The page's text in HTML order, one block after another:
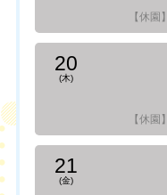
【休園】
20
(木)
【休園】
21
(金)